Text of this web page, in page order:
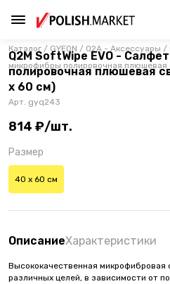
Каталог / GYEON / Q2A - Аксессуары /
микрофибры полировочная плюшевая
Q2M SoftWipe EVO -
полировочная плюшевая
х 60 см)
Арт. gyq243
814 ₽/шт.
Размер
40 х 60 см
ОписаниеХарактеристики
Высококачественная микрофибровая
различных целей, в зависимости от